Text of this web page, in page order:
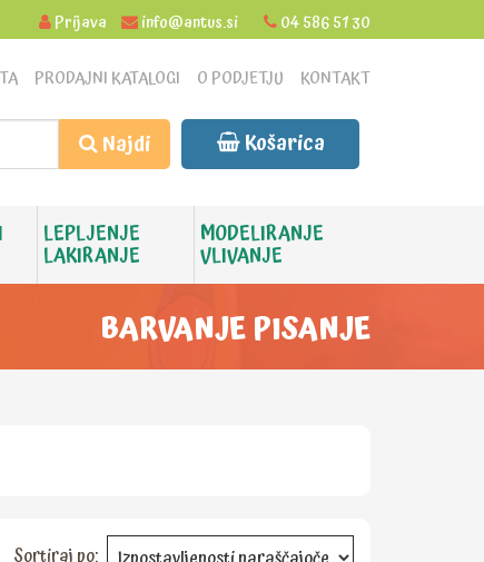
Prijava info@antus.si
04 586 51 30
KONTAKT
O PODJETJU
PRODAJNI KATALOGI
Najdi Košarica
LEPLJENJE
LAKIRANJE
MODELIRANJE
VLIVANJE
BARVANJE PISANJE
Sortiraj po: